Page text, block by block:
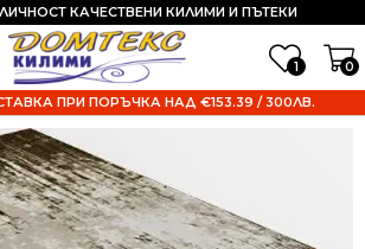
1 0
КАЧЕСТВЕНИ КИЛИМИ И ПЪТЕКИ
ПРИ ПОРЪЧКА НАД €153.39 / 300ЛВ.